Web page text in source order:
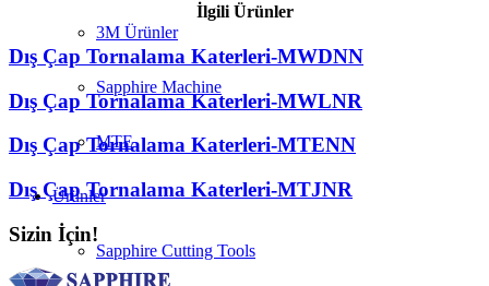
3M Ürünler
Sapphire Machine
MTE
Ürünler
Sapphire Cutting Tools
İlgili Ürünler
Dış Çap Tornalama Katerleri-MWDNN
Dış Çap Tornalama Katerleri-MWLNR
Dış Çap Tornalama Katerleri-MTENN
Dış Çap Tornalama Katerleri-MTJNR
Sizin İçin!